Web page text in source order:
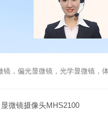
，偏光显微镜，光学显微镜，
微镜摄像头MHS2100